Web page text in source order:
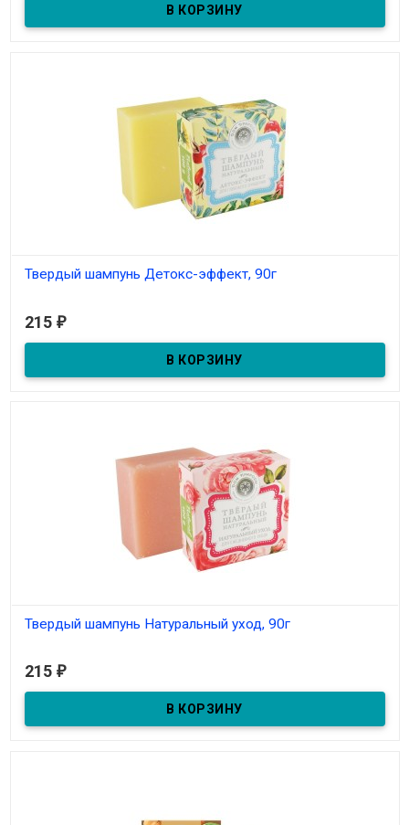
Твердый шампунь Детокс-эффект, 90г
215 ₽
Твердый шампунь Натуральный уход, 90г
215 ₽